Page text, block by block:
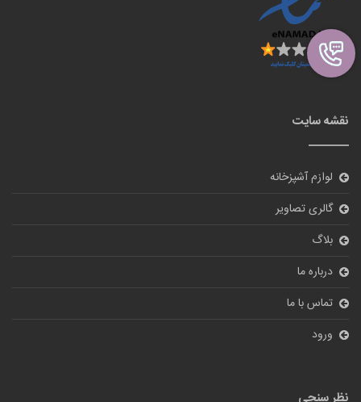
نقشه سایت
لوازم آشپزخانه
گالری تصاویر
بلاگ
درباره ما
تماس با ما
ورود